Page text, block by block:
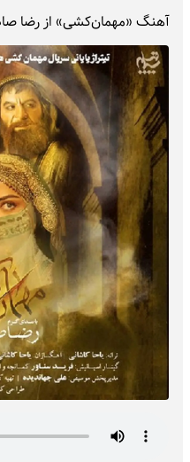
آهنگ «مهمان‌کشی» از رضا